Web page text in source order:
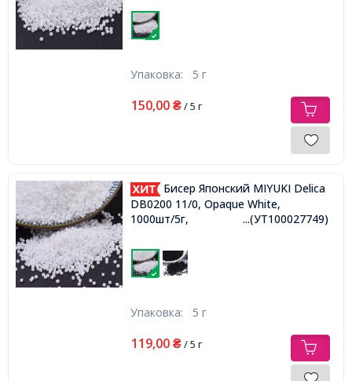
Упаковка: 5 г
150,00 ₴/ 5 г
Бисер Японский MIYUKI Delica
DB0200 11/0, Opaque White,
1000шт/5г,
...(УТ100027749)
Упаковка: 5 г
119,00 ₴/ 5 г